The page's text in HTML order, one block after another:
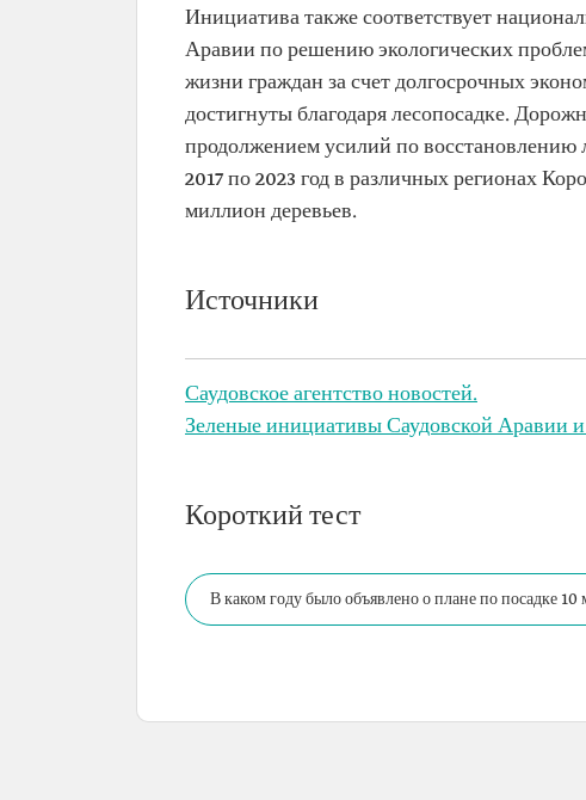
Инициатива также соответствует
Аравии по решению экологических
жизни граждан за счет долгосрочных
достигнуты благодаря лесопосадке.
продолжением усилий по восстановлению
2017 по 2023 год в различных регионах
миллион деревьев.
Источники
Саудовское агентство новостей.
Зеленые инициативы Саудовской Аравии
Короткий тест
В каком году было объявлено о плане по посадке 10